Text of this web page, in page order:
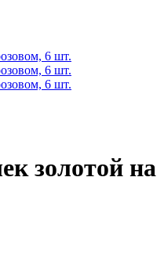
золотой на